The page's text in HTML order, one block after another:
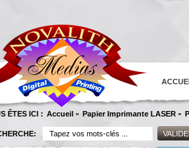
ÊTES ICI : Accueil » Papier Imprimante LASER »